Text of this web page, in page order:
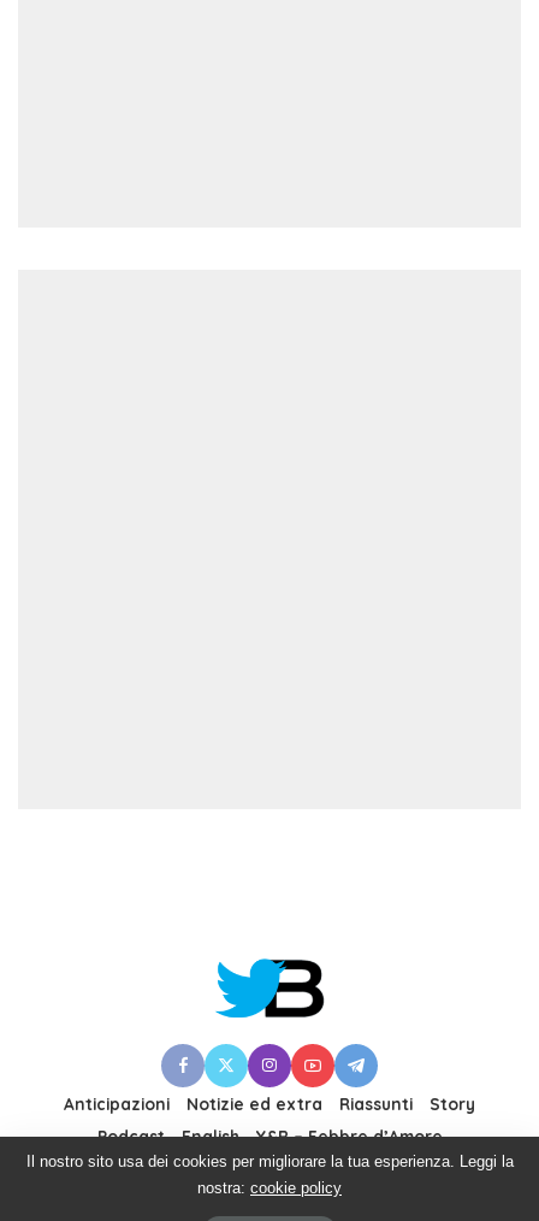
Anticipazioni Notizie ed extra Riassunti
Story
Podcast
English Y&R – Febbre d’Amore
Il nostro sito usa dei cookies per migliorare la tua esperienza. Leggi la
nostra: cookie policy